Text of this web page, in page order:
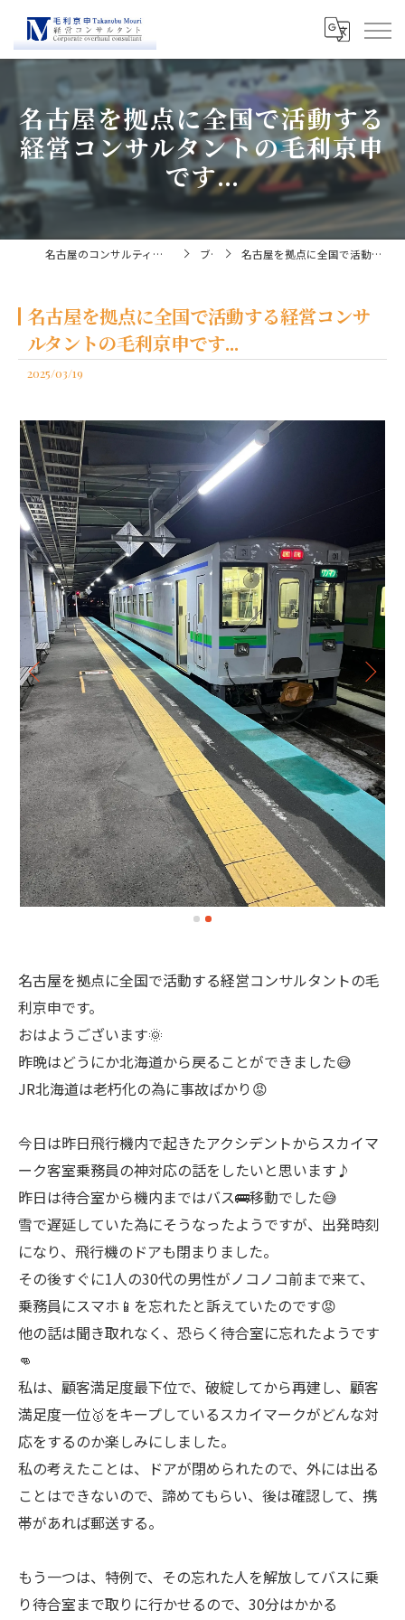
名古屋を拠点に全国で活動する
経営コンサルタントの毛利京申
です...
名古屋のコンサルティングなら経営コンサルタント毛利京申 ブログ 名古屋を拠点に全国で活動する経営コンサルタントの毛利京申です...
名古屋を拠点に全国で活動する経営コンサ
ルタントの毛利京申です...
2025/03/19
名古屋を拠点に全国で活動する経営コンサルタントの毛
利京申です。
おはようございます🌞
昨晩はどうにか北海道から戻ることができました😅
JR北海道は老朽化の為に事故ばかり😡
今日は昨日飛行機内で起きたアクシデントからスカイマ
ーク客室乗務員の神対応の話をしたいと思います♪
昨日は待合室から機内まではバス🚌移動でした😅
雪で遅延していた為にそうなったようですが、出発時刻
になり、飛行機のドアも閉まりました。
その後すぐに1人の30代の男性がノコノコ前まで来て、
乗務員にスマホ📱を忘れたと訴えていたのです😡
他の話は聞き取れなく、恐らく待合室に忘れたようです
👊
私は、顧客満足度最下位で、破綻してから再建し、顧客
満足度一位🥇をキープしているスカイマークがどんな対
応をするのか楽しみにしました。
私の考えたことは、ドアが閉められたので、外には出る
ことはできないので、諦めてもらい、後は確認して、携
帯があれば郵送する。
もう一つは、特例で、その忘れた人を解放してバスに乗
り待合室まで取りに行かせるので、30分はかかる